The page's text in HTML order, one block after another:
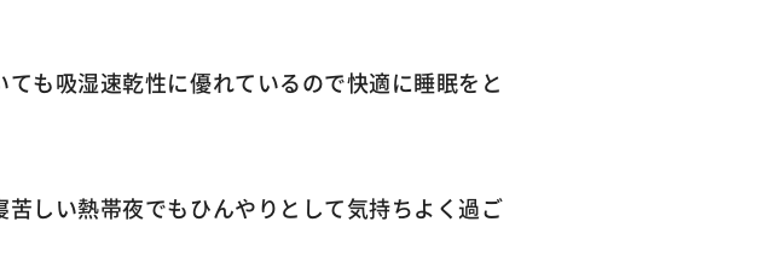
も吸湿速乾性に優れているので快適に睡眠をと
しい熱帯夜でもひんやりとして気持ちよく過ご